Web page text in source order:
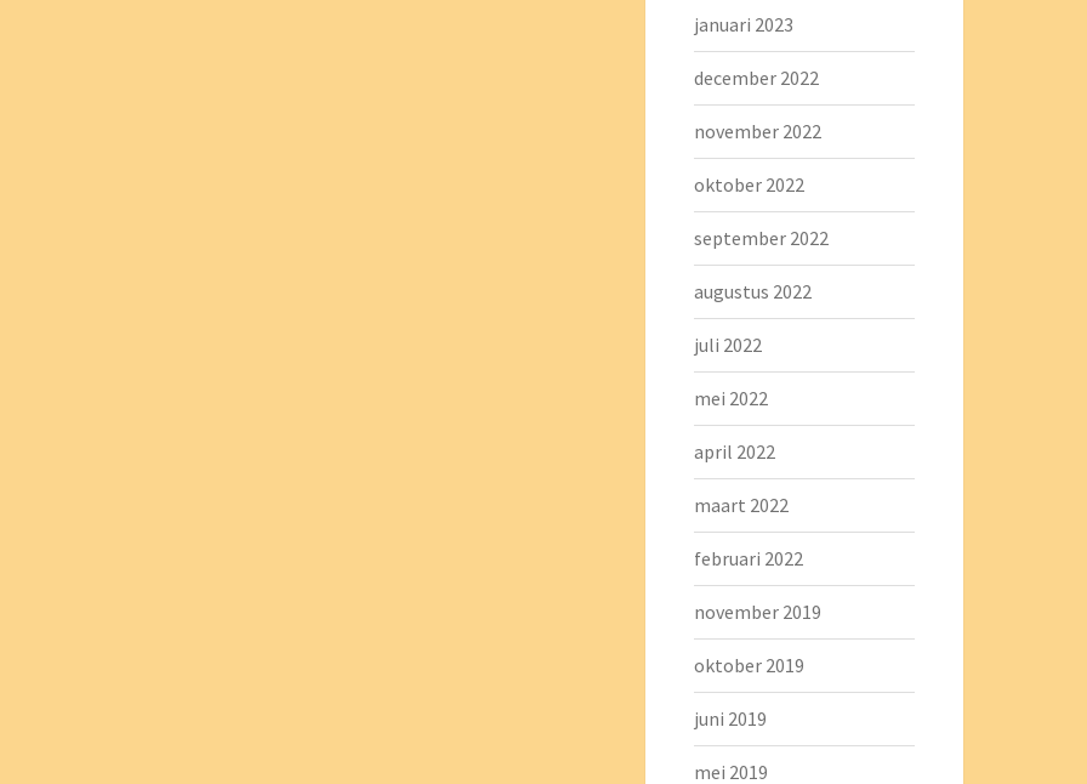
januari 2023
december 2022
november 2022
oktober 2022
september 2022
augustus 2022
juli 2022
mei 2022
april 2022
maart 2022
februari 2022
november 2019
oktober 2019
juni 2019
mei 2019